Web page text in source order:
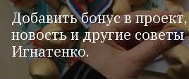
Добавить бонус в
новость и другие
Игнатенко.